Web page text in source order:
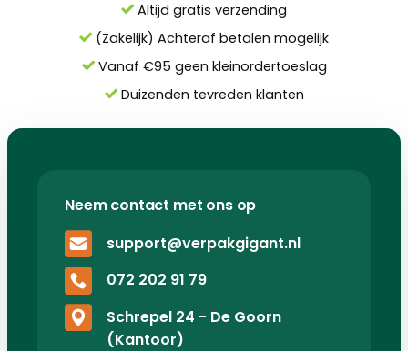
Altijd gratis verzending
(Zakelijk) Achteraf betalen mogelijk
Vanaf €95 geen kleinordertoeslag
Duizenden tevreden klanten
Neem contact met ons op
support@verpakgigant.nl
072 202 91 79
Schrepel 24 - De Goorn
(Kantoor)